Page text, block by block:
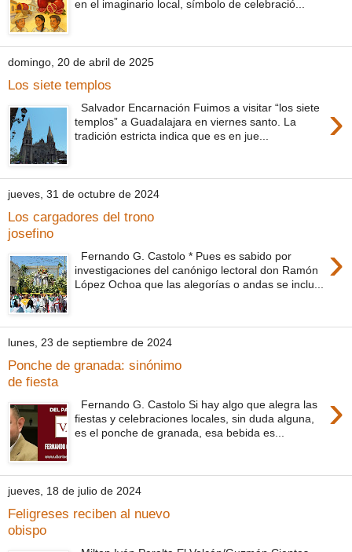
en el imaginario local, símbolo de celebració...
domingo, 20 de abril de 2025
Los siete templos
›
Salvador Encarnación Fuimos a visitar “los siete
templos” a Guadalajara en viernes santo. La
tradición estricta indica que es en jue...
jueves, 31 de octubre de 2024
Los cargadores del trono
josefino
›
Fernando G. Castolo * Pues es sabido por
investigaciones del canónigo lectoral don Ramón
López Ochoa que las alegorías o andas se inclu...
lunes, 23 de septiembre de 2024
Ponche de granada: sinónimo
de fiesta
›
Fernando G. Castolo Si hay algo que alegra las
fiestas y celebraciones locales, sin duda alguna,
es el ponche de granada, esa bebida es...
jueves, 18 de julio de 2024
Feligreses reciben al nuevo
obispo